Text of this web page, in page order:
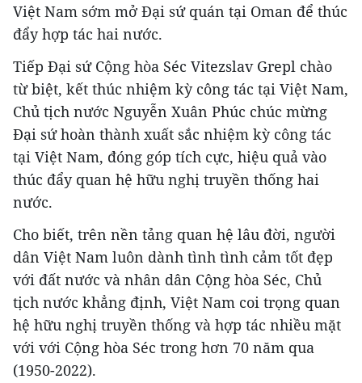
Việt Nam sớm mở Đại sứ quán tại Oman để thúc
đẩy hợp tác hai nước.
Tiếp Đại sứ Cộng hòa Séc Vitezslav Grepl chào
từ biệt, kết thúc nhiệm kỳ công tác tại Việt Nam,
Chủ tịch nước Nguyễn Xuân Phúc chúc mừng
Đại sứ hoàn thành xuất sắc nhiệm kỳ công tác
tại Việt Nam, đóng góp tích cực, hiệu quả vào
thúc đẩy quan hệ hữu nghị truyền thống hai
nước.
Cho biết, trên nền tảng quan hệ lâu đời, người
dân Việt Nam luôn dành tình tình cảm tốt đẹp
với đất nước và nhân dân Cộng hòa Séc, Chủ
tịch nước khẳng định, Việt Nam coi trọng quan
hệ hữu nghị truyền thống và hợp tác nhiều mặt
với với Cộng hòa Séc trong hơn 70 năm qua
(1950-2022).